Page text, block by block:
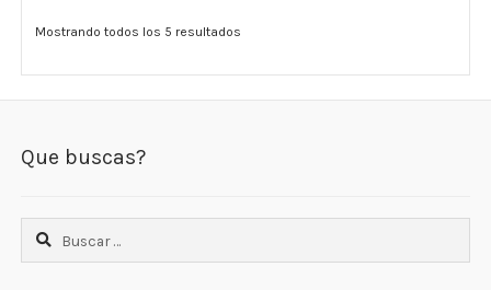
Mostrando todos los 5 resultados
Que buscas?
Buscar: